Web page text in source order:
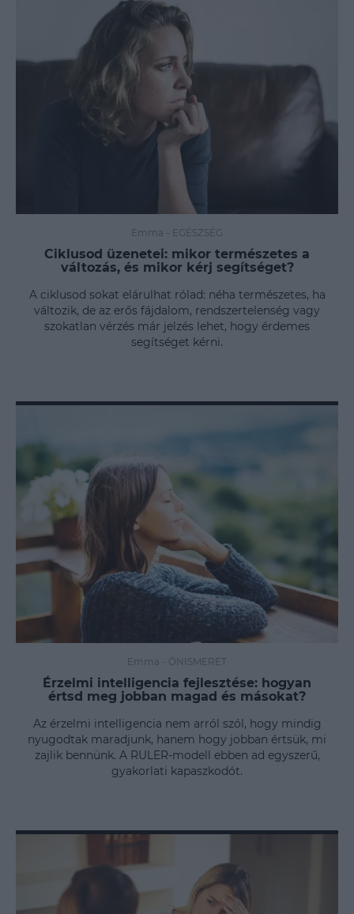
Emma - EGÉSZSÉG
Ciklusod üzenetei: mikor természetes a
változás, és mikor kérj segítséget?
A ciklusod sokat elárulhat rólad: néha természetes, ha
változik, de az erős fájdalom, rendszertelenség vagy
szokatlan vérzés már jelzés lehet, hogy érdemes
segítséget kérni.
Emma - ÖNISMERET
Érzelmi intelligencia fejlesztése: hogyan
értsd meg jobban magad és másokat?
Az érzelmi intelligencia nem arról szól, hogy mindig
nyugodtak maradjunk, hanem hogy jobban értsük, mi
zajlik bennünk. A RULER-modell ebben ad egyszerű,
gyakorlati kapaszkodót.